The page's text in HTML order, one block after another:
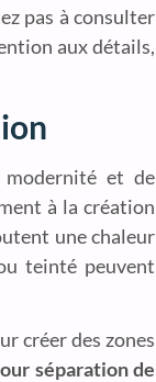
pas à consulter
aux détails,
et de
à la création
une chaleur
teinté peuvent
créer des zones
séparation de